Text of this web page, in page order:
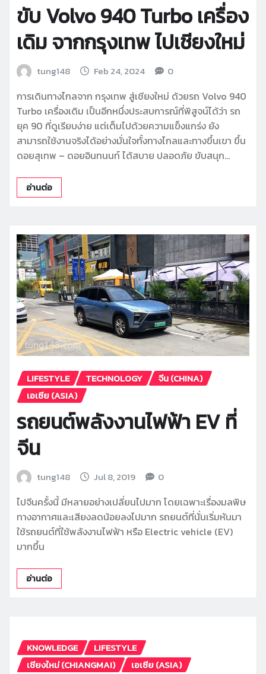
ขับ Volvo 940 Turbo เครื่อง
เดิม จากกรุงเทพ ไปเชียงใหม่
tung148 Feb 24, 2024 0
การเดินทางไกลจาก กรุงเทพ สู่เชียงใหม่ ด้วยรถ Volvo 940
Turbo เครื่องเดิม เป็นอีกหนึ่งประสบการณ์ที่พิสูจน์ได้ว่า รถ
ยุค 90 ที่ดูเรียบง่าย แต่เต็มไปด้วยความแข็งแกร่ง ยัง
สามารถใช้งานจริงได้อย่างมั่นใจทั้งทางไกลและทางขึ้นเขา ขึ้น
ดอยสุเทพ – ดอยอินทนนท์ ได้สบาย ปลอดภัย ขับสนุก…
อ่านต่อ
LIFESTYLE TECHNOLOGY
จีน (CHINA)
เอเซีย (ASIA)
รถยนต์พลังงานไฟฟ้า EV ที่
จีน
tung148 Jul 8, 2019 0
ไปจีนครั้งนี้ มีหลายอย่างเปลี่ยนไปมาก โดยเฉพาะเรื่องมลพิษ
ทางอากาศและเสียงลดน้อยลงไปมาก รถยนต์ที่นั่นเริ่มหันมา
ใช้รถยนต์ที่ใช้พลังงานไฟฟ้า หรือ Electric vehicle (EV)
มากขึ้น
อ่านต่อ
KNOWLEDGE
LIFESTYLE
เชียงใหม่ (CHIANGMAI)
เอเซีย (ASIA)